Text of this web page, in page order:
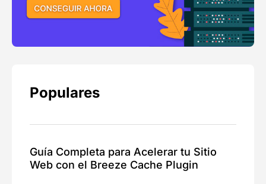
Populares
Guía Completa para Acelerar tu Sitio
Web con el Breeze Cache Plugin